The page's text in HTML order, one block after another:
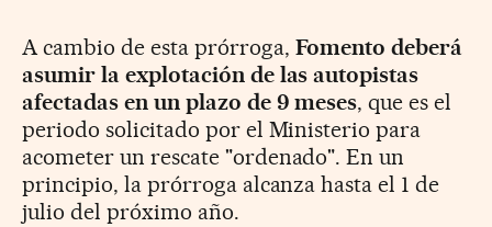
A cambio de esta prórroga, Fomento deberá
asumir la explotación de las autopistas
afectadas en un plazo de 9 meses, que es el
periodo solicitado por el Ministerio para
acometer un rescate "ordenado". En un
principio, la prórroga alcanza hasta el 1 de
julio del próximo año.